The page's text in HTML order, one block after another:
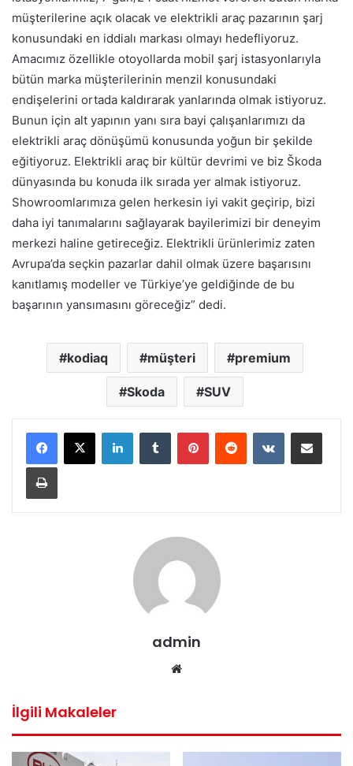
müşterilerine açık olacak ve elektrikli araç pazarının şarj
konusundaki en iddialı markası olmayı hedefliyoruz.
Amacımız özellikle otoyollarda mobil şarj istasyonlarıyla
bütün marka müşterilerinin menzil konusundaki
endişelerini ortada kaldırarak yanlarında olmak istiyoruz.
Bunun için alt yapının yanı sıra bayi çalışanlarımızı da
elektrikli araç dönüşümü konusunda yoğun bir şekilde
eğitiyoruz. Elektrikli araç bir kültür devrimi ve biz Škoda
dünyasında bu konuda ilk sırada yer almak istiyoruz.
Showroomlarımıza gelen herkesin iyi vakit geçirip, bizi
daha iyi tanımalarını sağlayarak bayilerimizi bir deneyim
merkezi haline getireceğiz. Elektrikli ürünlerimiz zaten
Avrupa’da seçkin pazarlar dahil olmak üzere başarısını
kanıtlamış modeller ve Türkiye’ye geldiğinde de bu
başarının yansımasını göreceğiz” dedi.
kodiaq müşteri premium
Skoda SUV
LinkedInTumblr PinterestReddit VKontakteE-Posta ile paylaş
Yazdır
admin
İlgili Makaleler